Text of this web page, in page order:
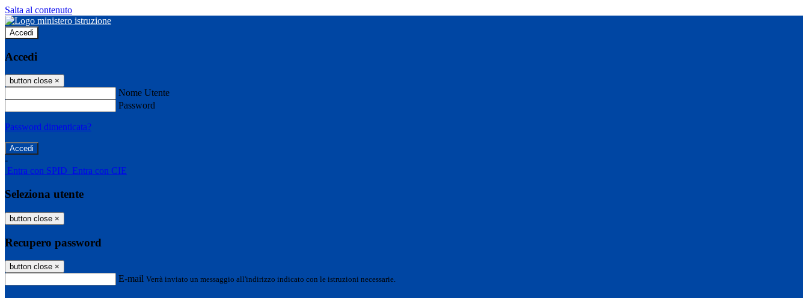
Salta al contenuto
Accedi
Accedi
button close ×
Nome Utente
Password
Password dimenticata?
-
Entra con SPID Entra con CIE
Seleziona utente
button close ×
Recupero password
button close ×
E-mail Verrà inviato un messaggio all'indirizzo indicato con le istruzioni necessarie.